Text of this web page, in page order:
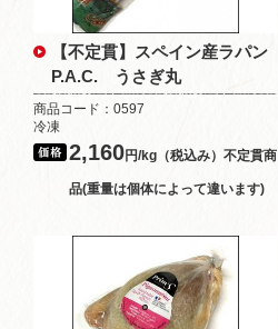
【不定貫】スペイン産ラパン
P.A.C. うさぎ丸
商品コード：0597
冷凍
2,160円/kg（税込み）不定貫商
品(重量は個体によって違います)